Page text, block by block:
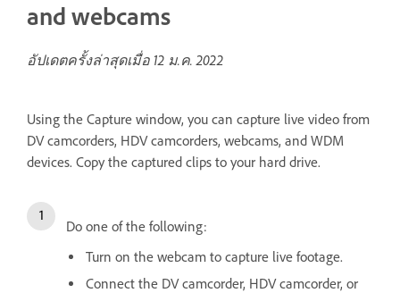
and webcams
อัปเดตครั้งล่าสุดเมื่อ 12 ม.ค. 2022
Using the Capture window, you can capture live video from
DV camcorders, HDV camcorders, webcams, and WDM
devices. Copy the captured clips to your hard drive.
Do one of the following:
Turn on the webcam to capture live footage.
Connect the DV camcorder, HDV camcorder, or